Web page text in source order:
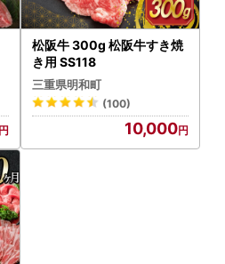
松阪牛 300g 松阪牛すき焼
き用 SS118
三重県明和町
(100)
10,000